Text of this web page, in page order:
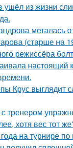
ушёл из жизни
металась
(старше на
режиссёра
настоящий
Крус выглядит
тренером
хотя вес тот
на турнире по